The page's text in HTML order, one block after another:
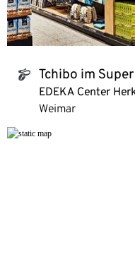
tchibo_logo Tchibo im
EDEKA Center
Weimar